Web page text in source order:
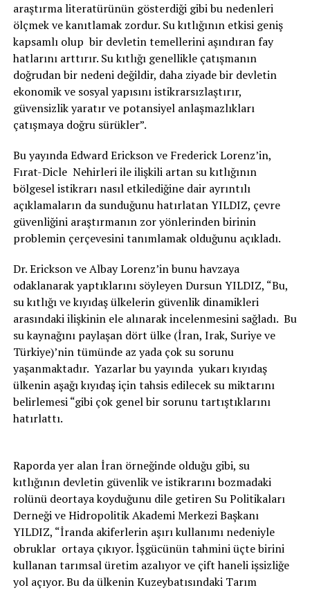
araştırma literatürünün gösterdiği gibi bu nedenleri
ölçmek ve kanıtlamak zordur. Su kıtlığının etkisi geniş
kapsamlı olup bir devletin temellerini aşındıran fay
hatlarını arttırır. Su kıtlığı genellikle çatışmanın
doğrudan bir nedeni değildir, daha ziyade bir devletin
ekonomik ve sosyal yapısını istikrarsızlaştırır,
güvensizlik yaratır ve potansiyel anlaşmazlıkları
çatışmaya doğru sürükler”.
Bu yayında Edward Erickson ve Frederick Lorenz’in,
Fırat-Dicle Nehirleri ile ilişkili artan su kıtlığının
bölgesel istikrarı nasıl etkilediğine dair ayrıntılı
açıklamaların da sunduğunu hatırlatan YILDIZ, çevre
güvenliğini araştırmanın zor yönlerinden birinin
problemin çerçevesini tanımlamak olduğunu açıkladı.
Dr. Erickson ve Albay Lorenz’in bunu havzaya
odaklanarak yaptıklarını söyleyen Dursun YILDIZ, “Bu,
su kıtlığı ve kıyıdaş ülkelerin güvenlik dinamikleri
arasındaki ilişkinin ele alınarak incelenmesini sağladı. Bu
su kaynağını paylaşan dört ülke (İran, Irak, Suriye ve
Türkiye)’nin tümünde az yada çok su sorunu
yaşanmaktadır. Yazarlar bu yayında yukarı kıyıdaş
ülkenin aşağı kıyıdaş için tahsis edilecek su miktarını
belirlemesi “gibi çok genel bir sorunu tartıştıklarını
hatırlattı.
Raporda yer alan İran örneğinde olduğu gibi, su
kıtlığının devletin güvenlik ve istikrarını bozmadaki
rolünü deortaya koyduğunu dile getiren Su Politikaları
Derneği ve Hidropolitik Akademi Merkezi Başkanı
YILDIZ, “İranda akiferlerin aşırı kullanımı nedeniyle
obruklar ortaya çıkıyor. İşgücünün tahmini üçte birini
kullanan tarımsal üretim azalıyor ve çift haneli işsizliğe
yol açıyor. Bu da ülkenin Kuzeybatısındaki Tarım